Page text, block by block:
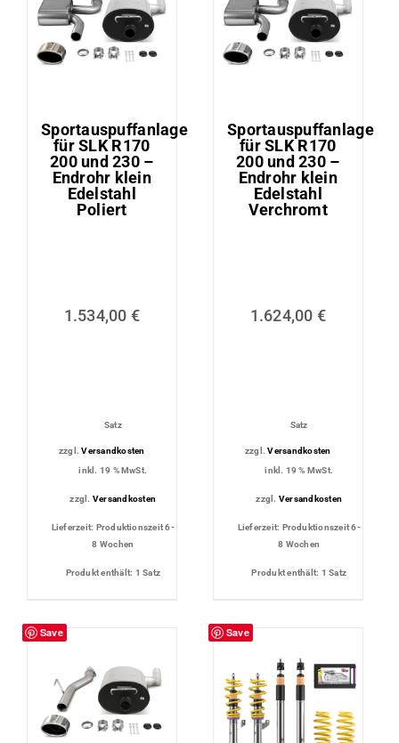
Sportauspuffanlage
für SLK R170
200 und 230 –
Endrohr klein
Edelstahl
Poliert
1.534,00 €
Satz
zzgl.Versandkosten
inkl. 19 % MwSt.
zzgl. Versandkosten
Lieferzeit: Produktionszeit 6-
8 Wochen
Produkt enthält: 1Satz
Sportauspuffanlage
für SLK R170
200 und 230 –
Endrohr klein
Edelstahl
Verchromt
1.624,00 €
Satz
zzgl.Versandkosten
inkl. 19 % MwSt.
zzgl. Versandkosten
Lieferzeit: Produktionszeit 6-
8 Wochen
Produkt enthält: 1Satz
Save Save